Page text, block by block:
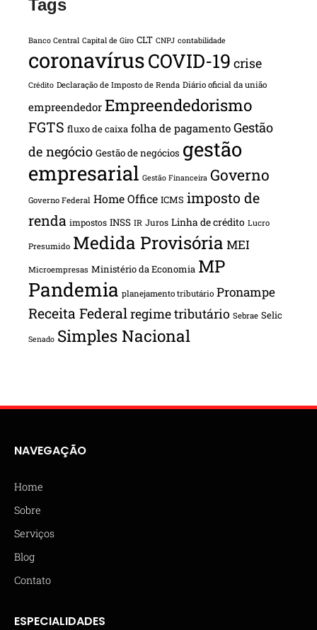
Tags
Banco Central Capital de Giro CLT CNPJ contabilidade
coronavírusCOVID-19 crise
Crédito Declaração de Imposto de Renda Diário oficial da união
empreendedor Empreendedorismo
FGTS fluxo de caixa folha de pagamento Gestão
de negócio Gestão de negócios gestão
empresarial Gestão Financeira Governo
Governo Federal Home Office ICMS imposto de
renda impostos INSS IR Juros Linha de crédito Lucro
Presumido Medida Provisória MEI
Microempresas Ministério da Economia MP
Pandemia planejamento tributário Pronampe
Receita Federalregime tributário Sebrae Selic
Senado Simples Nacional
NAVEGAÇÃO
Home
Sobre
Serviços
Blog
Contato
ESPECIALIDADES